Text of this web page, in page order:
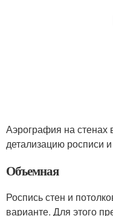
Аэрография на стенах
детализацию росписи
Объемная
Роспись стен и
варианте. Для этого